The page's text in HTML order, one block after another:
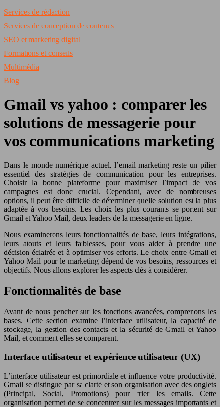
Services de rédaction
Services de conception de contenus
SEO et marketing digital
Formations et conseils
Multimédia
Blog
Gmail vs yahoo : comparer les
solutions de messagerie pour
vos communications marketing
Dans le monde numérique actuel, l’email marketing reste un pilier
essentiel des stratégies de communication pour les entreprises.
Choisir la bonne plateforme pour maximiser l’impact de vos
campagnes est donc crucial. Cependant, avec de nombreuses
options, il peut être difficile de déterminer quelle solution est la plus
adaptée à vos besoins. Les choix les plus courants se portent sur
Gmail et Yahoo Mail, deux leaders de la messagerie en ligne.
Nous examinerons leurs fonctionnalités de base, leurs intégrations,
leurs atouts et leurs faiblesses, pour vous aider à prendre une
décision éclairée et à optimiser vos efforts. Le choix entre Gmail et
Yahoo Mail pour le marketing dépend de vos besoins, ressources et
objectifs. Nous allons explorer les aspects clés à considérer.
Fonctionnalités de base
Avant de nous pencher sur les fonctions avancées, comprenons les
bases. Cette section examine l’interface utilisateur, la capacité de
stockage, la gestion des contacts et la sécurité de Gmail et Yahoo
Mail, et comment elles se comparent.
Interface utilisateur et expérience utilisateur (UX)
L’interface utilisateur est primordiale et influence votre productivité.
Gmail se distingue par sa clarté et son organisation avec des onglets
(Principal, Social, Promotions) pour trier les emails. Cette
organisation permet de se concentrer sur les messages importants et